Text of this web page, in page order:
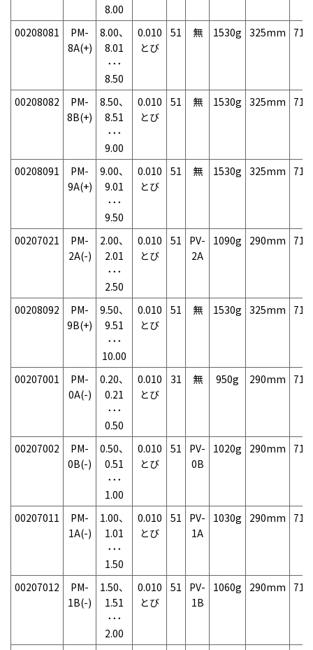
8.00
00208081
PM-
8A(+)
8.00、
8.01
･･･
8.50
0.010
とび
51 無 1530g 325mm
00208082
PM-
8B(+)
8.50、
8.51
･･･
9.00
0.010
とび
51 無 1530g 325mm
00208091
PM-
9A(+)
9.00、
9.01
･･･
9.50
0.010
とび
51 無 1530g 325mm
00207021
PM-
2A(-)
2.00、
2.01
･･･
2.50
0.010
とび
51
PV-
2A
1090g 290mm
00208092
PM-
9B(+)
9.50、
9.51
･･･
10.00
0.010
とび
51 無 1530g 325mm
00207001
PM-
0A(-)
0.20、
0.21
･･･
0.50
0.010
とび
31 無 950g 290mm
00207002
PM-
0B(-)
0.50、
0.51
･･･
1.00
0.010
とび
51
PV-
0B
1020g 290mm
00207011
PM-
1A(-)
1.00、
1.01
･･･
1.50
0.010
とび
51
PV-
1A
1030g 290mm
00207012
PM-
1B(-)
1.50、
1.51
･･･
2.00
0.010
とび
51
PV-
1B
1060g 290mm